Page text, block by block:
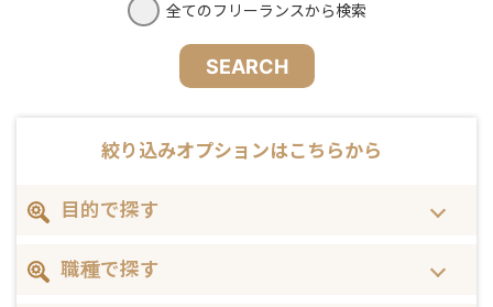
全てのフリーランスから検索
SEARCH
絞り込みオプションはこちらから
目的で探す
職種で探す